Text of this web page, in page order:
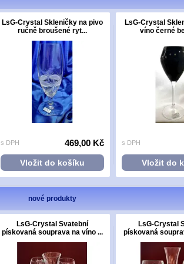
LsG-Crystal Skleničky na pivo
ručně broušené ryt...
s DPH 469,00 Kč
Vložit do košíku
LsG-Crystal
víno černé
s DPH
Vložit do
nové produkty
LsG-Crystal Svatební
pískovaná souprava na víno ...
LsG-Crystal
pískovaná